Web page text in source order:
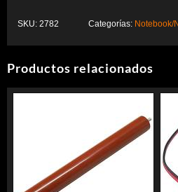
SKU: 2782 Categorías: Notebook/
Productos relacionados